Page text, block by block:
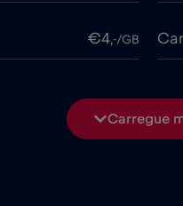
€4,-/GB
€4,-/GB
Carregue